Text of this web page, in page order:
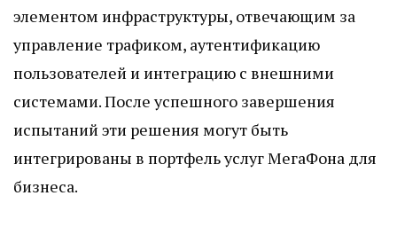
элементом инфраструктуры, отвечающим за
управление трафиком, аутентификацию
пользователей и интеграцию с внешними
системами. После успешного завершения
испытаний эти решения могут быть
интегрированы в портфель услуг МегаФона для
бизнеса.